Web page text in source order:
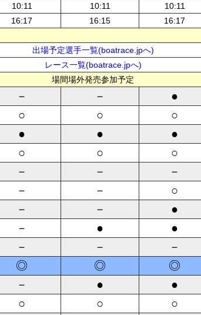
10:11 10:11 10:11
16:17 16:15 16:17
出場予定選手一覧(boatrace.jpへ)
レース一覧(boatrace.jpへ)
場間場外発売参加予定
－ － ●
○ ○ ○
● ● ●
○ ○ ○
－ － －
－ － ○
－ － ●
－ ● ●
－ － －
◎ ◎ ◎
－ ● ●
○ ○ ○